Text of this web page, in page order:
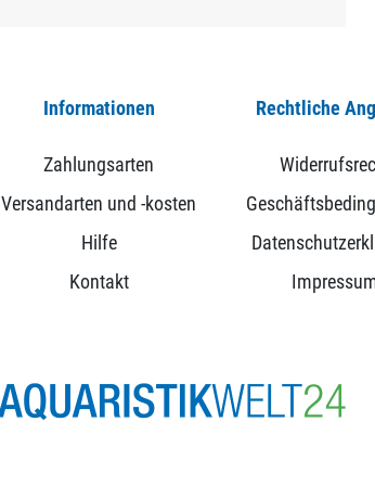
Informationen
Zahlungsarten
Versandarten und -kosten
Hilfe
Kontakt
Rechtliche